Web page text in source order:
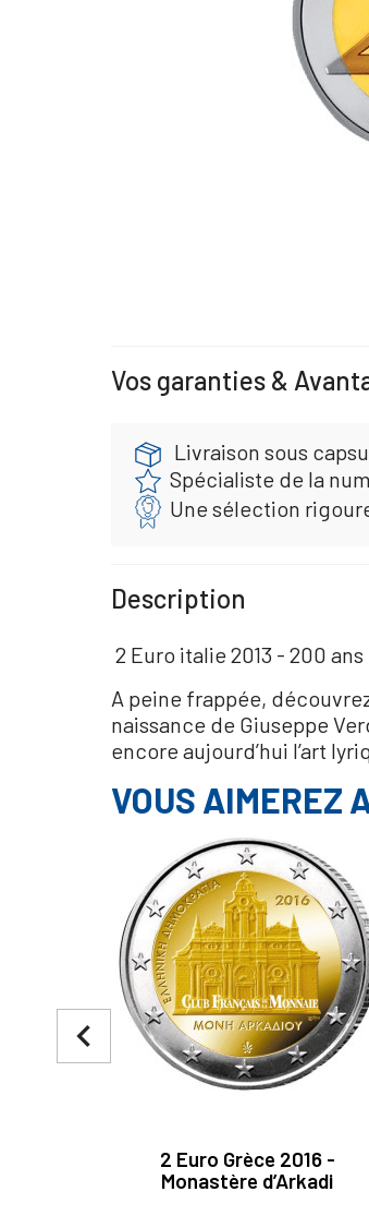
Vos garanties &
Livraison sous
Spécialiste de la
Une sélection
Description
2 Euro italie 2013 - 200
A peine frappée,
naissance de Giuseppe
encore aujourd’hui l’art
VOUS AIMEREZ
2 Euro Grèce 2016 -
Monastère d’Arkadi
navigate_before